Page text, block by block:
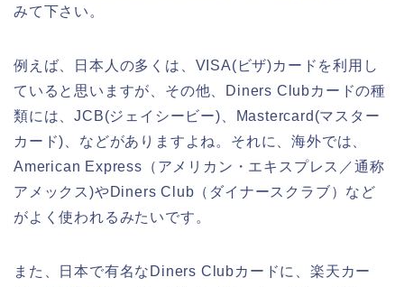
みて下さい。
例えば、日本人の多くは、VISA(ビザ)カードを利用し
ていると思いますが、その他、Diners Clubカードの種
類には、JCB(ジェイシービー)、Mastercard(マスター
カード)、などがありますよね。それに、海外では、
American Express（アメリカン・エキスプレス／通称
アメックス)やDiners Club（ダイナースクラブ）など
がよく使われるみたいです。
また、日本で有名なDiners Clubカードに、楽天カー